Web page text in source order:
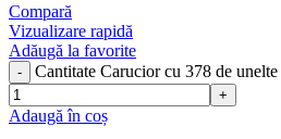
Compară
Vizualizare rapidă
Adăugă la favorite
Cantitate Carucior cu 378 de
Adaugă în coș